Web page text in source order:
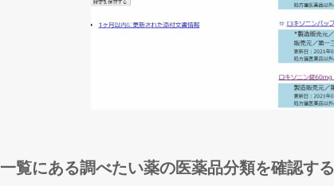
一覧にある調べたい薬の医薬品分類を確認する